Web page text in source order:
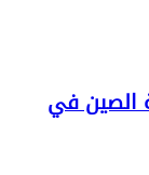
الصين في